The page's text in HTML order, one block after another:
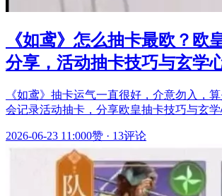
《如鸢》怎么抽卡最欧？欧
分享，活动抽卡技巧与玄学
《如鸢》抽卡运气一直很好，介意勿入，
会记录活动抽卡，分享欧皇抽卡技巧与玄学
2026-06-23 11:000赞 · 13评论